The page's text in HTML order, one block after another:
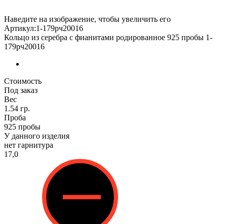
Наведите на изображение, чтобы увеличить его
Артикул:1-179рч20016
Кольцо из серебра с фианитами родированное 925 пробы 1-
179рч20016
Стоимость
Под заказ
Вес
1.54 гр.
Проба
925 пробы
У данного изделия
нет гарнитура
17,0